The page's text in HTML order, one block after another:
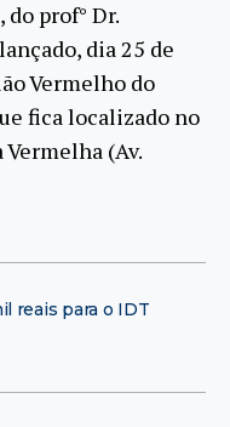
prof° Dr.
dia 25 de
Vermelho do
fica localizado no
(Av.
reais para o IDT